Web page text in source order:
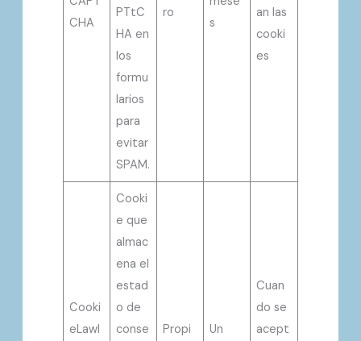
CHA
PTtC
HA en
los
formu
larios
para
evitar
SPAM.
ro
s
an las
cooki
es
Cooki
eLawI
Cooki
e que
almac
ena el
estad
o de
conse
Propi
Un
Cuan
do se
acept